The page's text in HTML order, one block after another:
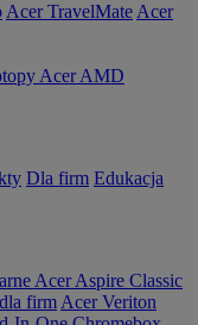
Acer TravelMate Acer
Acer AMD
Dla firm Edukacja
Acer Aspire Classic
firm Acer Veriton